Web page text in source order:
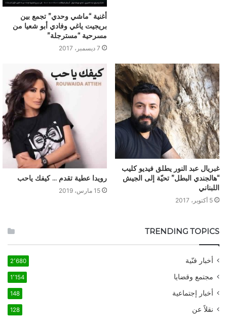
أغنية “ماشي وحدي” تجمع بين
بريجيت ياغي وفادي أبو شعيا من
مسرحية “مسترجلة”
7 ديسمبر، 2017
غبريال عبد النور يطلق فيديو كليب
“هالجندي البطل” تحيّة إلى الجيش
اللبناني
5 أكتوبر، 2017
رويدا عطية تقدم … كيفك ياحب
15 مارس، 2019
TRENDING TOPICS
أخبار فنّية 2٬680
مجتمع وقضايا 1٬154
أخبار إجتماعية 148
نقلاً عن 128